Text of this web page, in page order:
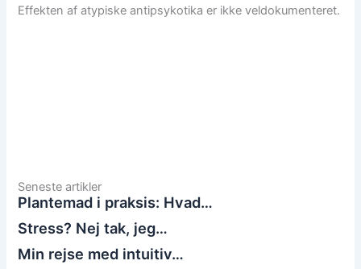
Effekten af atypiske antipsykotika er ikke veldokumenteret.
Seneste artikler
Plantemad i praksis: Hvad…
Stress? Nej tak, jeg…
Min rejse med intuitiv…